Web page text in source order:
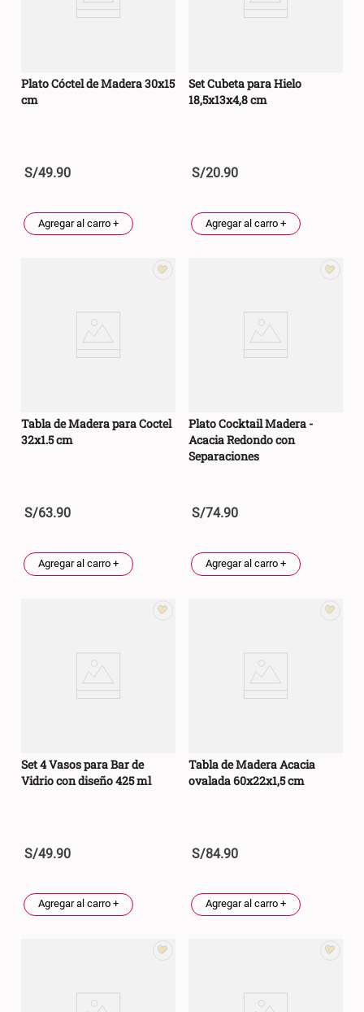
Plato Cóctel de Madera 30x15
cm
S/49.90
Agregar al carro +
Set Cubeta para Hielo
18,5x13x4,8 cm
S/20.90
Agregar al carro +
Tabla de Madera para Coctel
32x1.5 cm
S/63.90
Agregar al carro +
Plato Cocktail Madera -
Acacia Redondo con
Separaciones
S/74.90
Agregar al carro +
Set 4 Vasos para Bar de
Vidrio con diseño 425 ml
S/49.90
Agregar al carro +
Tabla de Madera Acacia
ovalada 60x22x1,5 cm
S/84.90
Agregar al carro +